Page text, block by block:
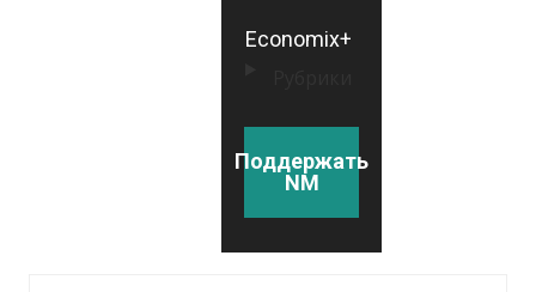
Economix+
Поддержать
NM